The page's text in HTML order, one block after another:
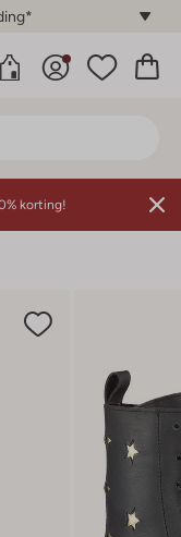
korting!